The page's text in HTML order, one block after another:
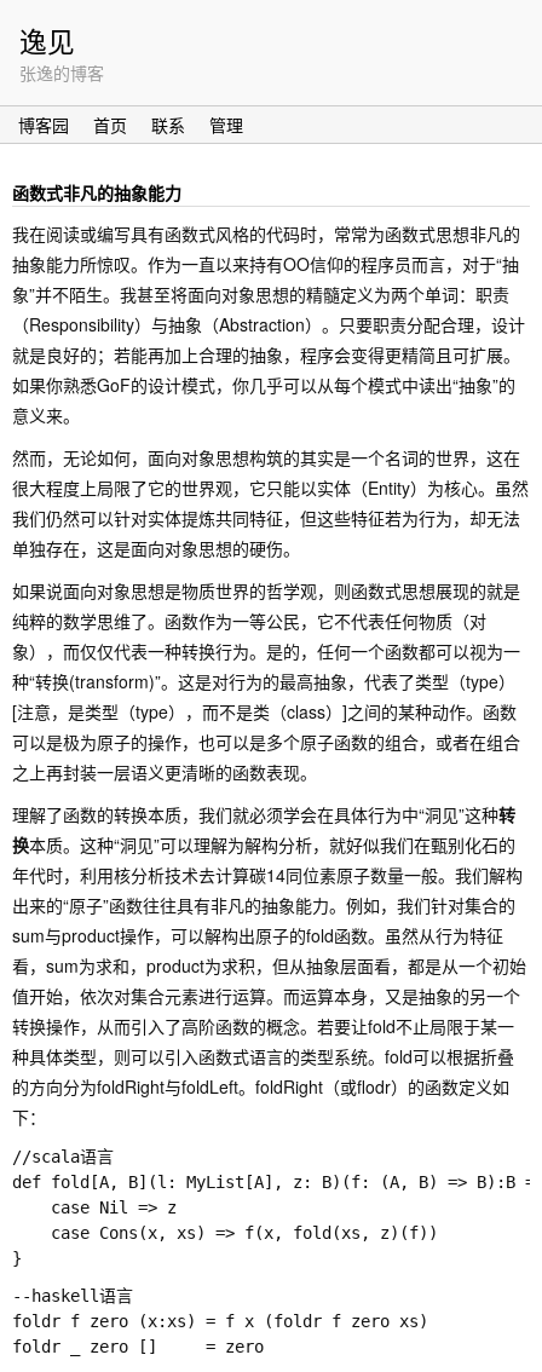
逸见
张逸的博客
博客园 首页 联系 管理
函数式非凡的抽象能力
我在阅读或编写具有函数式风格的代码时，常常为函数式思想非凡的
抽象能力所惊叹。作为一直以来持有OO信仰的程序员而言，对于“抽
象”并不陌生。我甚至将面向对象思想的精髓定义为两个单词：职责
（Responsibility）与抽象（Abstraction）。只要职责分配合理，设计
就是良好的；若能再加上合理的抽象，程序会变得更精简且可扩展。
如果你熟悉GoF的设计模式，你几乎可以从每个模式中读出“抽象”的
意义来。
然而，无论如何，面向对象思想构筑的其实是一个名词的世界，这在
很大程度上局限了它的世界观，它只能以实体（Entity）为核心。虽然
我们仍然可以针对实体提炼共同特征，但这些特征若为行为，却无法
单独存在，这是面向对象思想的硬伤。
如果说面向对象思想是物质世界的哲学观，则函数式思想展现的就是
纯粹的数学思维了。函数作为一等公民，它不代表任何物质（对
象），而仅仅代表一种转换行为。是的，任何一个函数都可以视为一
种“转换(transform)”。这是对行为的最高抽象，代表了类型（type）
[注意，是类型（type），而不是类（class）]之间的某种动作。函数
可以是极为原子的操作，也可以是多个原子函数的组合，或者在组合
之上再封装一层语义更清晰的函数表现。
理解了函数的转换本质，我们就必须学会在具体行为中“洞见”这种转
换本质。这种“洞见”可以理解为解构分析，就好似我们在甄别化石的
年代时，利用核分析技术去计算碳14同位素原子数量一般。我们解构
出来的“原子”函数往往具有非凡的抽象能力。例如，我们针对集合的
sum与product操作，可以解构出原子的fold函数。虽然从行为特征
看，sum为求和，product为求积，但从抽象层面看，都是从一个初始
值开始，依次对集合元素进行运算。而运算本身，又是抽象的另一个
转换操作，从而引入了高阶函数的概念。若要让fold不止局限于某一
种具体类型，则可以引入函数式语言的类型系统。fold可以根据折叠
的方向分为foldRight与foldLeft。foldRight（或flodr）的函数定义如
下：
//scala语言
def fold[A, B](l: MyList[A], z: B)(f: (A, B) => B):B =
    case Nil => z
    case Cons(x, xs) => f(x, fold(xs, z)(f))
--haskell语言
foldr f zero (x:xs) = f x (foldr f zero xs)